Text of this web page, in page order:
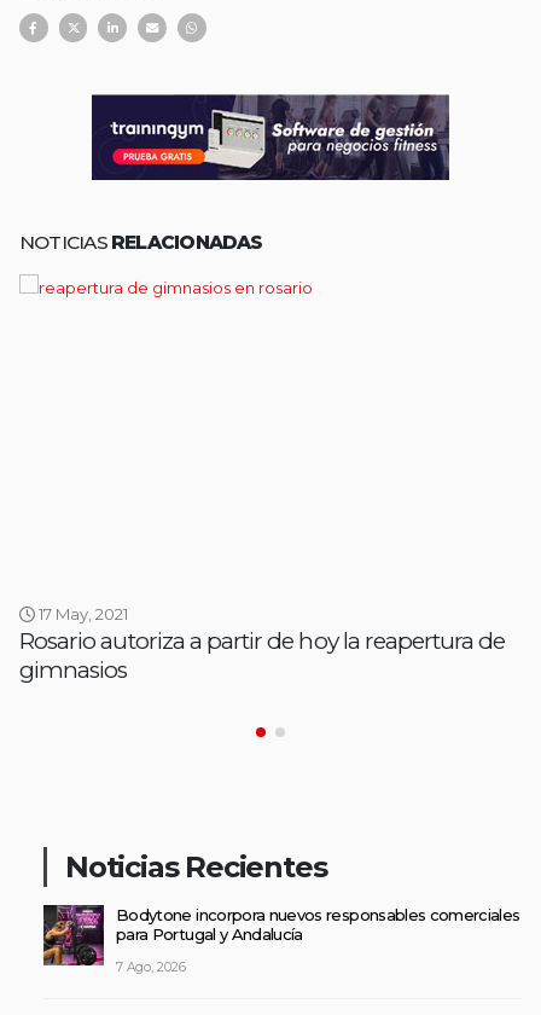
NOTICIAS RELACIONADAS
17 May, 2021
Rosario autoriza a partir de hoy la reapertura de
gimnasios
Noticias Recientes
Bodytone incorpora nuevos responsables comerciales
para Portugal y Andalucía
7 Ago, 2026